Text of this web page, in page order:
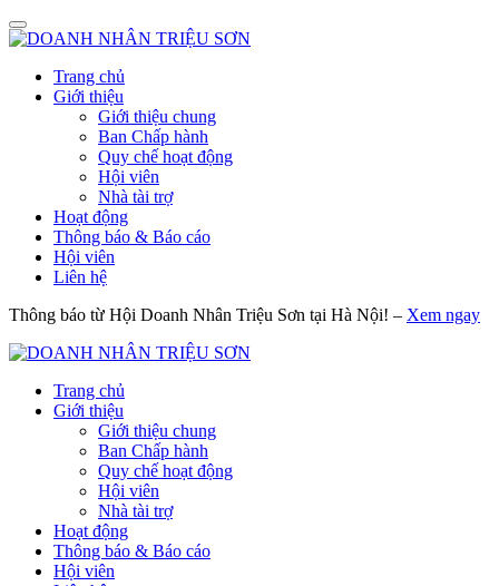
Trang chủ
Giới thiệu
Giới thiệu chung
Ban Chấp hành
Quy chế hoạt động
Hội viên
Nhà tài trợ
Hoạt động
Thông báo & Báo cáo
Hội viên
Liên hệ
Thông báo từ Hội Doanh Nhân Triệu Sơn tại Hà Nội! – Xem ngay
Trang chủ
Giới thiệu
Giới thiệu chung
Ban Chấp hành
Quy chế hoạt động
Hội viên
Nhà tài trợ
Hoạt động
Thông báo & Báo cáo
Hội viên